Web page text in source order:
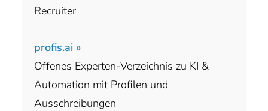
Recruiter
profis.ai »
Offenes Experten-Verzeichnis zu KI &
Automation mit Profilen und
Ausschreibungen